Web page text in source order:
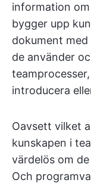
information
bygger upp
dokument
de använder
introducera
Oavsett vilket
kunskapen i
värdelös om
Och